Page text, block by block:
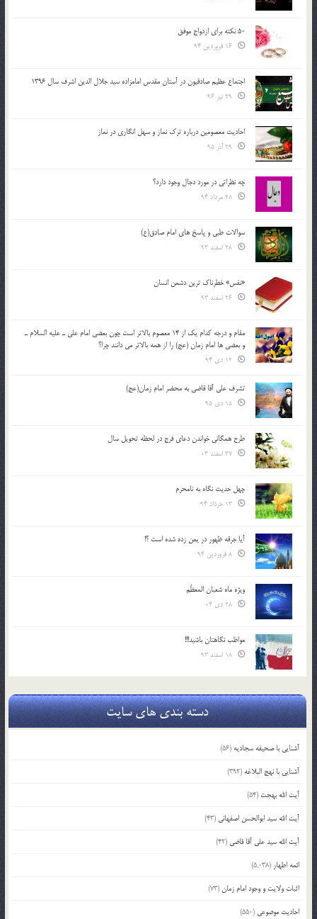
50 نکته برای ازدواج موفق
اجتماع عظیم صادقیون در آستان مقدس امامزاده سید جلال الدین اشرف سال 1396
احادیث معصومین درباره ترک نماز و سهل انگاری در نماز
چه نظراتی در مورد دجال وجود دارد؟
سوالات طبی و پاسخ های امام صادق(ع)
«نفس» خطرناک ترین دشمن انسان
مقام و درجه كدام يك از 14 معصوم بالاتر است چون بعضي امام علي ـ عليه السلام ـ
و بعضي ها امام زمان (عج) را از همه بالاتر مي دانند چرا؟
تشرف علي آقا قاضي به محضر امام زمان(عج)
طرح همگانی خواندن دعای فرج در لحظه تحویل سال
چهل حدیث نگاه به نامحرم
آیا جرقه ظهور در یمن زده شده است ؟!
ویژه ماه شعبان المعظّم
مواظب نگاهتان باشید!!!
دسته بندی های سایت
آشنایی با صحیفه سجادیه (56)
آشنایی با نهج البلاغه (392)
آیت الله بهجت (54)
آیت الله سید ابوالحسن اصفهانی (43)
آیت الله سید علی آقا قاضی (42)
ائمه اطهار (5,038)
اثبات ولایت و وجود امام زمان(73)
احادیث موضوعی (550)